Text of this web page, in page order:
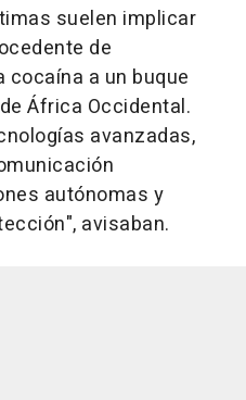
suelen implicar
de
a un buque
África Occidental.
avanzadas,
autónomas y
avisaban.